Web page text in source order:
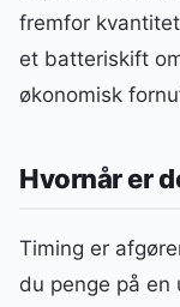
fremfor
et batteriskift
økonomisk
Hvornår er
Timing er
du penge på en